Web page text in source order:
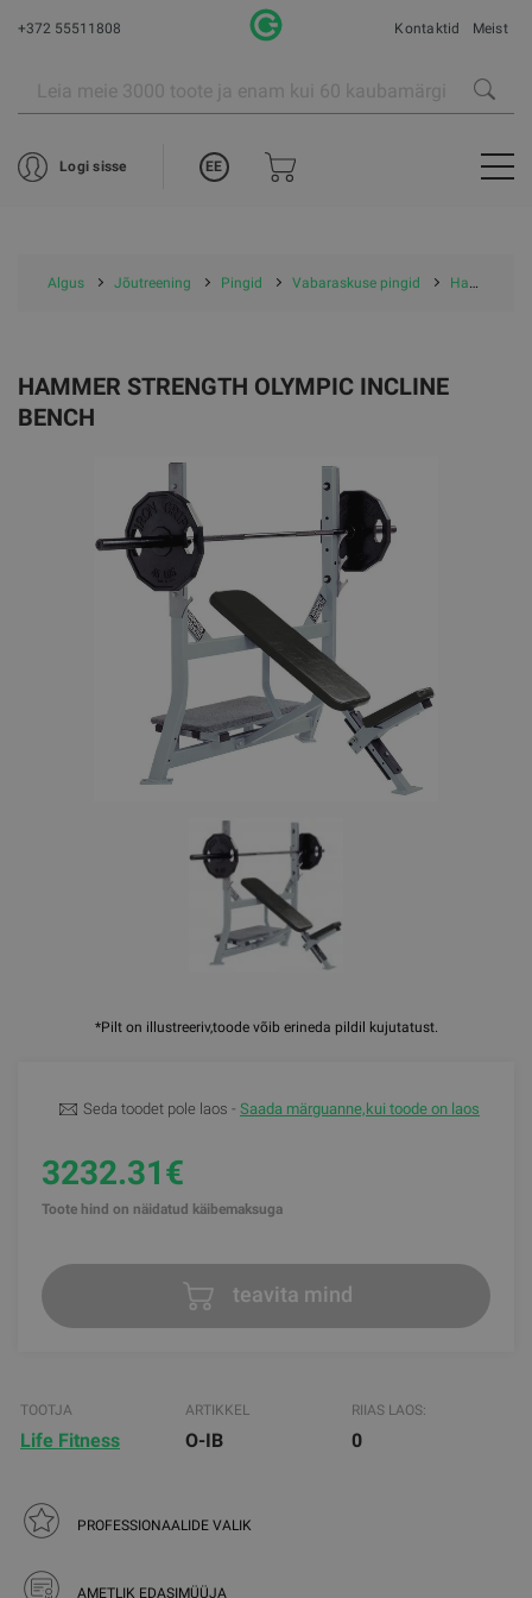
+372 55511808 Kontaktid Meist
Logi sisse EE
Algus Jõutreening Pingid Vabaraskuse pingid Hammer Strength Olympic Incline Bench
*Pilt on illustreeriv,toode võib erineda pildil kujutatust.
HAMMER STRENGTH OLYMPIC INCLINE
BENCH
Seda toodet pole laos - Saada märguanne,kui toode on laos
3232.31€
Toote hind on näidatud käibemaksuga
teavita mind
TOOTJA
Life Fitness
ARTIKKEL
O-IB
RIIAS LAOS:
0
PROFESSIONAALIDE VALIK
AMETLIK EDASIMÜÜJA